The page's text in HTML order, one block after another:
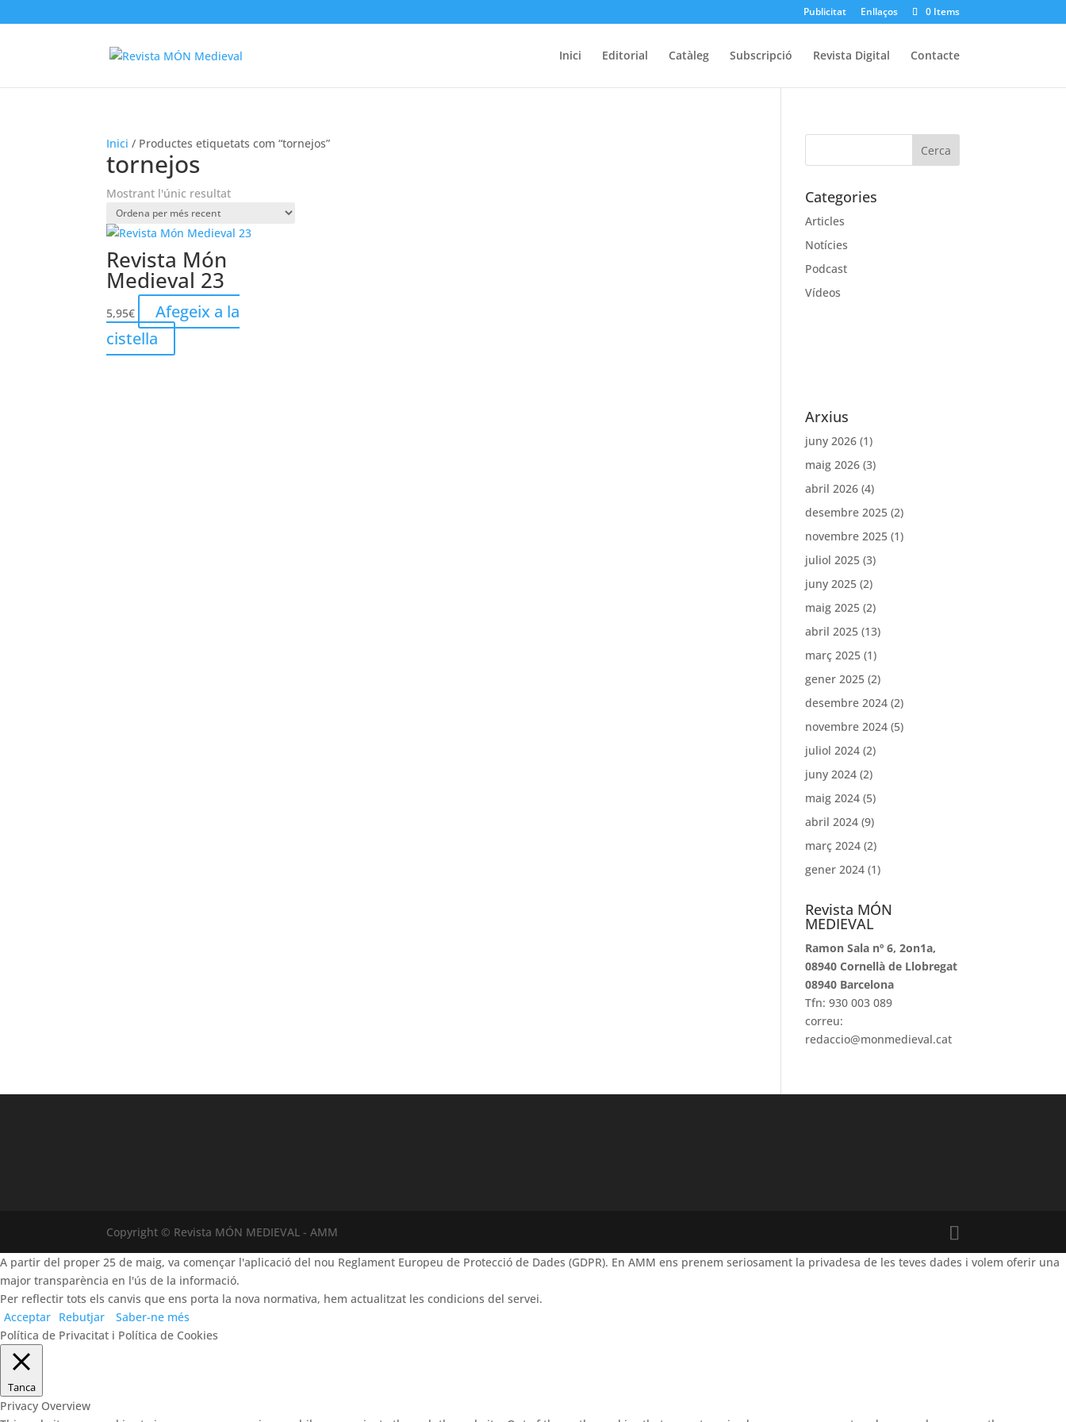
Publicitat Enllaços 0 Items
Inici Editorial Catàleg Subscripció Revista Digital Contacte
Inici / Productes etiquetats com “tornejos”
tornejos
Mostrant l'únic resultat
Revista Món
Medieval 23
5,95€
Afegeix a la
cistella
Categories
Articles
Notícies
Podcast
Vídeos
Arxius
juny 2026 (1)
maig 2026 (3)
abril 2026 (4)
desembre 2025 (2)
novembre 2025 (1)
juliol 2025 (3)
juny 2025 (2)
maig 2025 (2)
abril 2025 (13)
març 2025 (1)
gener 2025 (2)
desembre 2024 (2)
novembre 2024 (5)
juliol 2024 (2)
juny 2024 (2)
maig 2024 (5)
abril 2024 (9)
març 2024 (2)
gener 2024 (1)
Revista MÓN
MEDIEVAL
Ramon Sala nº 6, 2on1a,
08940 Cornellà de Llobregat
08940 Barcelona
Tfn: 930 003 089
correu:
redaccio@monmedieval.cat
Copyright © Revista MÓN MEDIEVAL - AMM
A partir del proper 25 de maig, va començar l'aplicació del nou Reglament Europeu de Protecció de Dades (GDPR). En AMM ens prenem seriosament la privadesa de les teves dades i volem oferir una
major transparència en l'ús de la informació.
Per reflectir tots els canvis que ens porta la nova normativa, hem actualitzat les condicions del servei.
Acceptar Rebutjar
Saber-ne més
Política de Privacitat i Política de Cookies
Tanca
Privacy Overview